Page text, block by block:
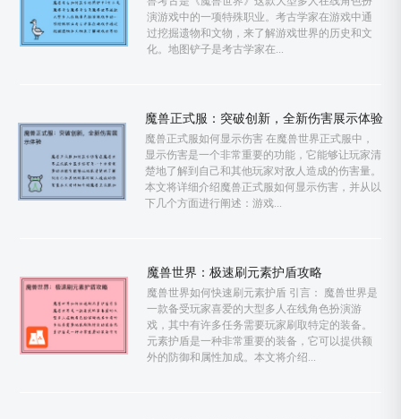
演游戏中的一项特殊职业。考古学家在游戏中通
过挖掘遗物和文物，来了解游戏世界的历史和文
化。地图铲子是考古学家在...
魔兽正式服：突破创新，全新伤害展示体验
魔兽正式服如何显示伤害 在魔兽世界正式服中，
显示伤害是一个非常重要的功能，它能够让玩家清
楚地了解到自己和其他玩家对敌人造成的伤害量。
本文将详细介绍魔兽正式服如何显示伤害，并从以
下几个方面进行阐述：游戏...
魔兽世界：极速刷元素护盾攻略
魔兽世界如何快速刷元素护盾 引言： 魔兽世界是
一款备受玩家喜爱的大型多人在线角色扮演游
戏，其中有许多任务需要玩家刷取特定的装备。
元素护盾是一种非常重要的装备，它可以提供额
外的防御和属性加成。本文将介绍...